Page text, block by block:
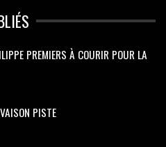
PREMIERS À COURIR POUR LA
PISTE